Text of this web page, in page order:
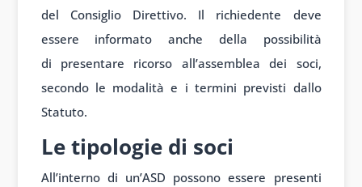
del Consiglio Direttivo. Il richiedente deve
essere informato anche della possibilità
di presentare ricorso all’assemblea dei soci,
secondole modalità e i termini previsti dallo
Statuto.
Le tipologie di soci
All’internodi un’ASD possono essere presenti